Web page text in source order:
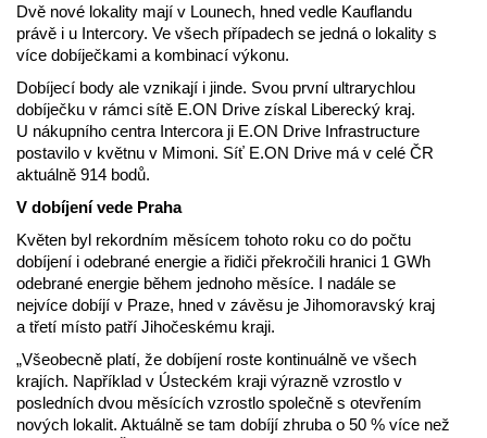
Dvě nové lokality mají v Lounech, hned vedle Kauflandu
právě i u Intercory. Ve všech případech se jedná o lokality s
více dobíječkami a kombinací výkonu.
Dobíjecí body ale vznikají i jinde. Svou první ultrarychlou
dobíječku v rámci sítě E.ON Drive získal Liberecký kraj.
U nákupního centra Intercora ji E.ON Drive Infrastructure
postavilo v květnu v Mimoni. Síť E.ON Drive má v celé ČR
aktuálně 914 bodů.
V dobíjení vede Praha
Květen byl rekordním měsícem tohoto roku co do počtu
dobíjení i odebrané energie a řidiči překročili hranici 1 GWh
odebrané energie během jednoho měsíce. I nadále se
nejvíce dobíjí v Praze, hned v závěsu je Jihomoravský kraj
a třetí místo patří Jihočeskému kraji.
„Všeobecně platí, že dobíjení roste kontinuálně ve všech
krajích. Například v Ústeckém kraji výrazně vzrostlo v
posledních dvou měsících vzrostlo společně s otevřením
nových lokalit. Aktuálně se tam dobíjí zhruba o 50 % více než